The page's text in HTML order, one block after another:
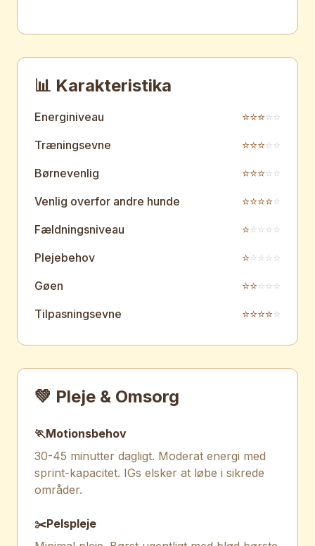
📊 Karakteristika
Energiniveau ⭐⭐⭐⭐⭐
Træningsevne
⭐⭐⭐⭐⭐
Børnevenlig
⭐⭐⭐⭐⭐
Venlig overfor andre hunde
⭐⭐⭐⭐⭐
Fældningsniveau
⭐⭐⭐⭐⭐
Plejebehov
⭐⭐⭐⭐⭐
Gøen
⭐⭐⭐⭐⭐
Tilpasningsevne
⭐⭐⭐⭐⭐
💚 Pleje & Omsorg
🏃Motionsbehov
30-45 minutter dagligt. Moderat energi med
sprint-kapacitet. IGs elsker at løbe i sikrede
områder.
✂️Pelspleje